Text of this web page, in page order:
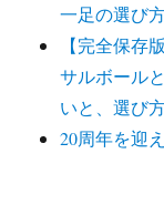
一足の選び
【完全保存
サルボール
いと、選び
20周年を迎